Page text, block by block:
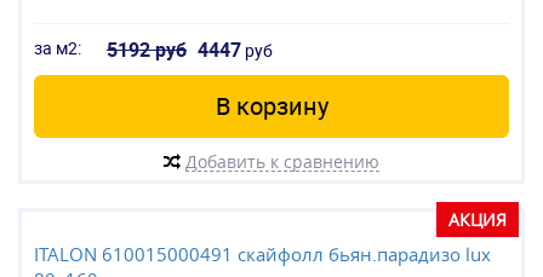
за м2: 5192 руб 4447 руб
В корзину
Добавить к сравнению
АКЦИЯ
ITALON 610015000491 скайфолл бьян.парадизо lux